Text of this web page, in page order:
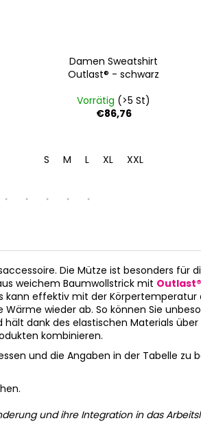
Damen Sweatshirt
Outlast® - schwarz
Vorrätig (>5 St)
€86,76
S M L XL XXL
Die Mütze ist besonders für
weichem Baumwollstrick mit Outlast®
effektiv mit der
wieder ab. So können Sie
dank des elastischen Materials
kombinieren.
und die Angaben in der Tabelle zu
und ihre Integration in das